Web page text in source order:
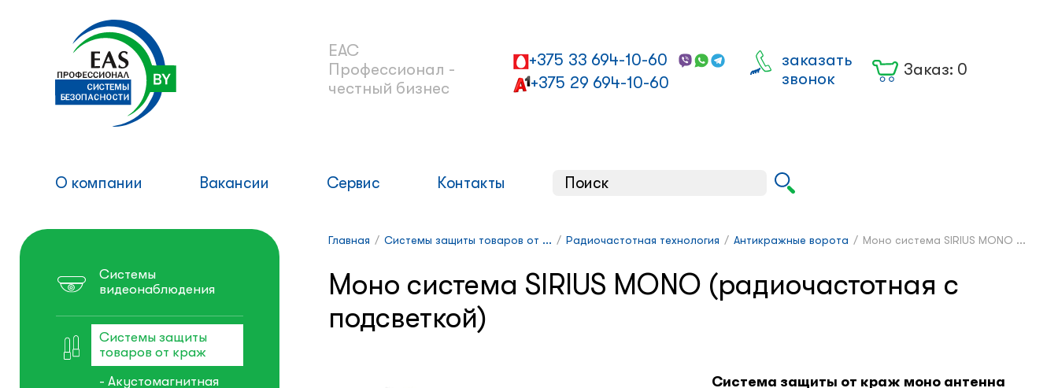
ЕАС
Профессионал -
честный бизнес
+375 33 694-10-60
+375 29 694-10-60
заказать
звонок
Заказ: 0
О компании Вакансии Сервис Контакты
Системы
видеонаблюдения
Системы защиты
товаров от краж
- Акустомагнитная
Главная / Системы защиты товаров от ... / Радиочастотная технология / Антикражные ворота / Моно система SIRIUS MONO ...
Моно система SIRIUS MONO (радиочастотная с
подсветкой)
Система защиты от краж моно антенна